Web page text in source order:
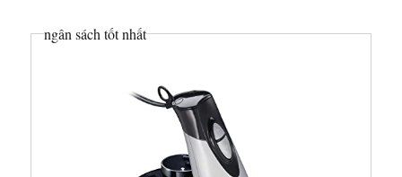
ngân sách tốt nhất